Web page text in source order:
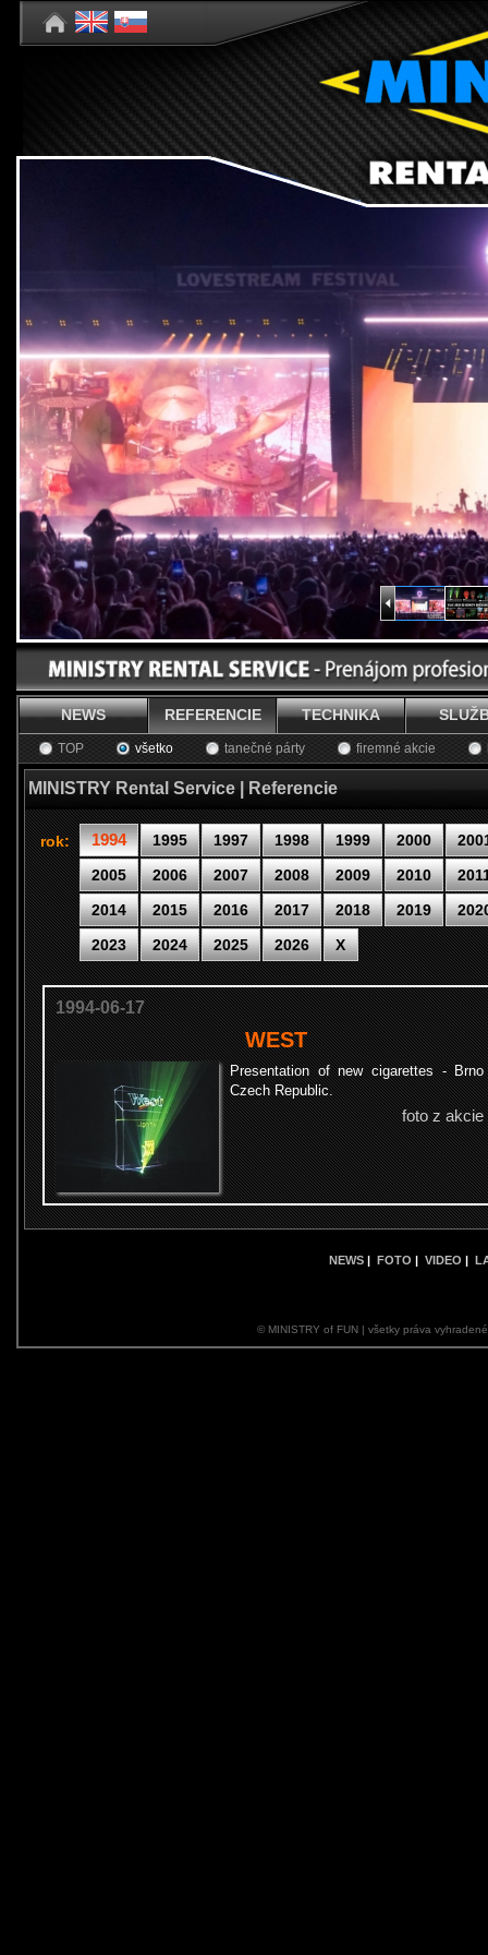
NEWS REFERENCIE TECHNIKA
TOP všetko tanečné párty firemné akcie
MINISTRY Rental Service | Referencie
rok: 1994 1995 1997 1998 1999 2000
2005
2006 2007 2008 2009 2010
2014
2015 2016 2017 2018 2019
2023
2024 2025 2026 X
1994-06-17
WEST
Presentation of new cigarettes -
Czech Republic.
foto z akcie
NEWS | FOTO | VIDEO |
© MINISTRY of FUN | všetky práva